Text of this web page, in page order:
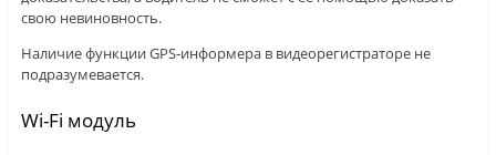
свою невиновность.
Наличие функции GPS-информера в видеорегистраторе не
подразумевается.
Wi-Fi модуль